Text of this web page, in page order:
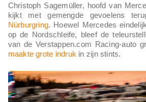
Christoph Sagemüller, hoofd van
kijkt met gemengde gevoelens
Nürburgring. Hoewel Mercedes
op de Nordschleife, bleef de
van de Verstappen.com Racing-auto
maakte grote indruk in zijn stints.